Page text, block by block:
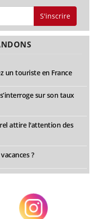
S'inscrire
un touriste en France
sur son taux
attire l'attention des
?